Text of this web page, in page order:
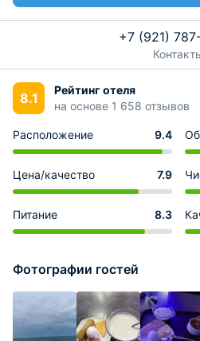
+7 (921)
8.1
Рейтинг отеля
на основе 1 658 отзывов
Расположение 9.4
Цена/качество 7.9
Питание 8.3
Фотографии гостей